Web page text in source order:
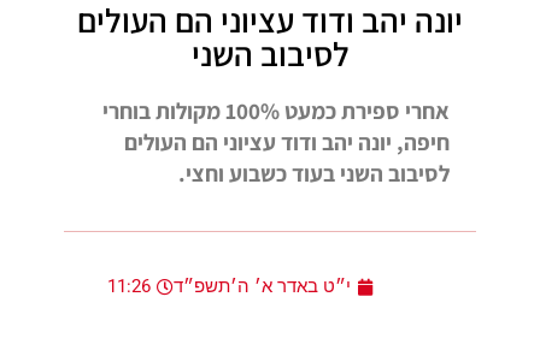
יונה יהב ודוד עציוני הם העולים
לסיבוב השני
אחרי ספירת כמעט 100% מקולות בוחרי
חיפה, יונה יהב ודוד עציוני הם העולים
לסיבוב השני בעוד כשבוע וחצי.
י״ט באדר א׳ ה׳תשפ״ד 11:26